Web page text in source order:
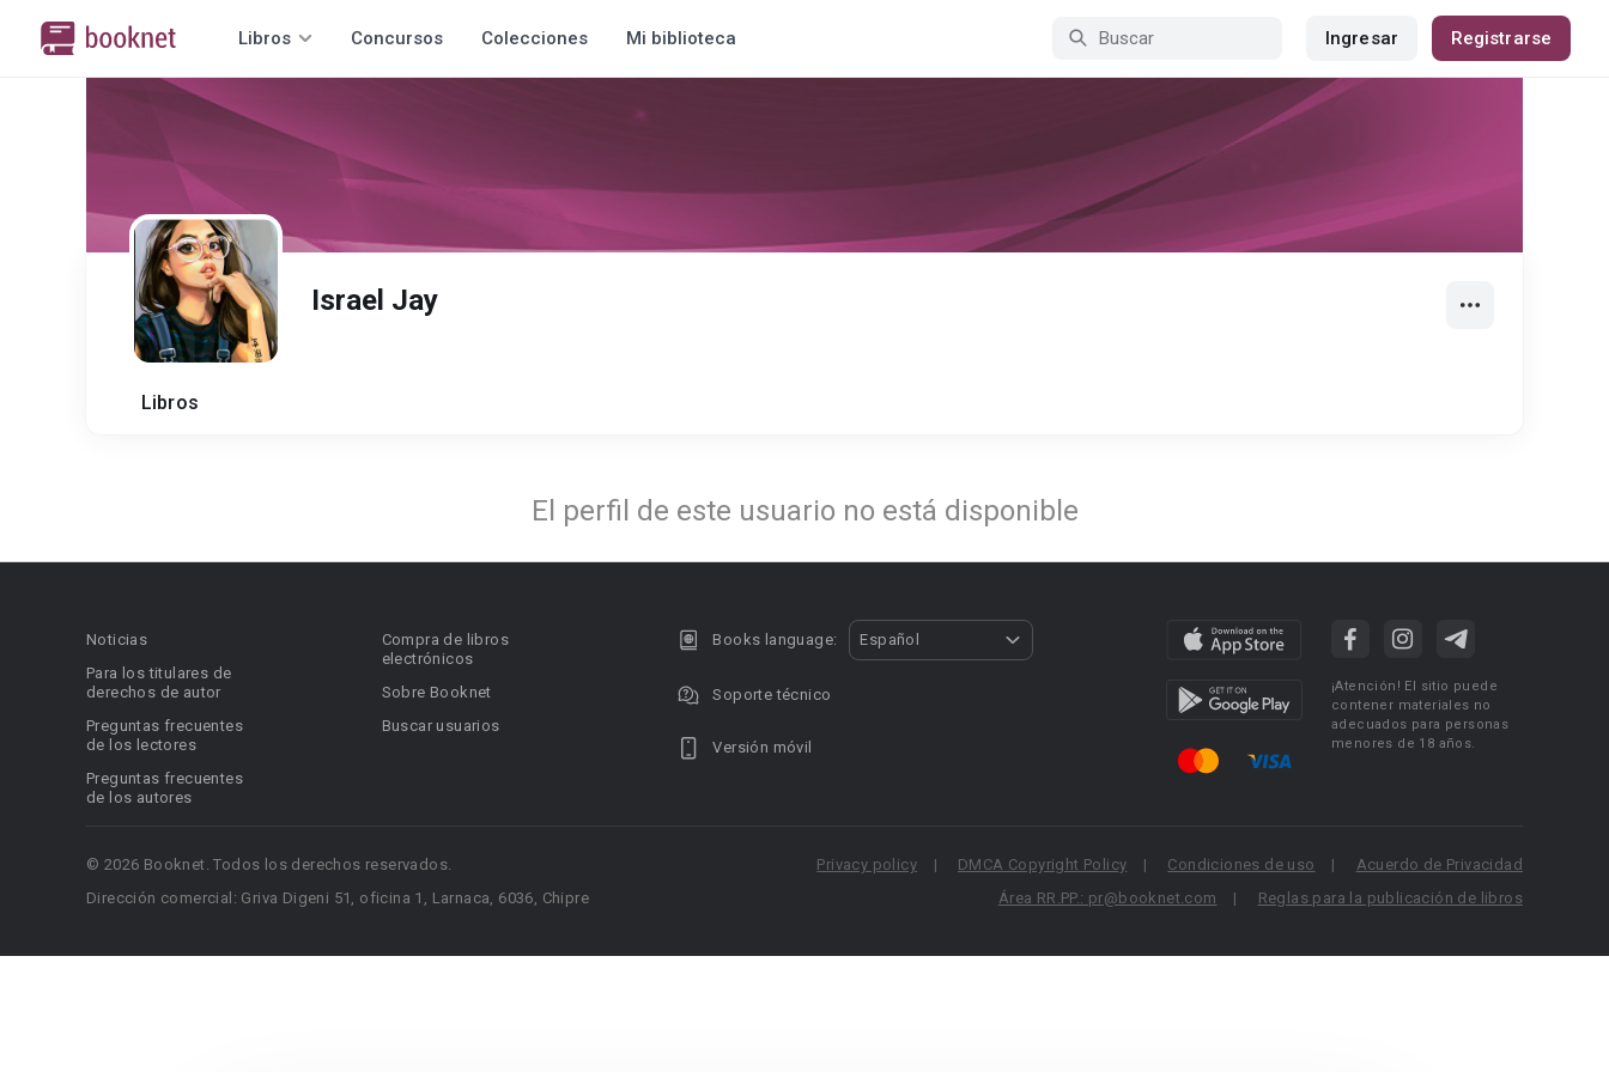
Libros Concursos Colecciones Mi biblioteca Ingresar Registrarse
Israel Jay
Libros
El perfil de este usuario no está disponible
Noticias
Para los titulares de
derechos de autor
Preguntas frecuentes
de los lectores
Preguntas frecuentes
de los autores
Compra de libros
electrónicos
Sobre Booknet
Buscar usuarios
Books language: Español
Soporte técnico
Versión móvil
¡Atención! El sitio puede
contener materiales no
adecuados para personas
menores de 18 años.
© 2026 Booknet. Todos los derechos reservados.
Dirección comercial: Griva Digeni 51, oficina 1, Larnaca, 6036, Chipre
Privacy policy DMCA Copyright Policy Condiciones de uso
Acuerdo de Privacidad
Área RR.PP.: pr@booknet.com
Reglas para la publicación de libros